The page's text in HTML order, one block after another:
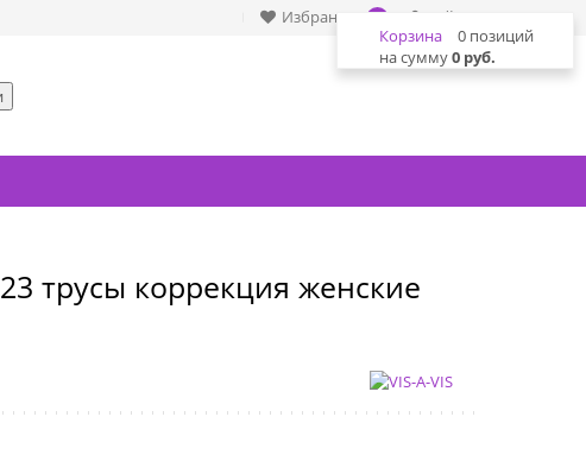
Войти
Избранное 0
Корзина
0 позиций
на сумму0 руб.
трусы коррекция женские